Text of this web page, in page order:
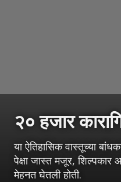
२० हजार
या ऐतिहासिक वास्तूच्या
पेक्षा जास्त मजूर, शिल्पकार
मेहनत घेतली होती.